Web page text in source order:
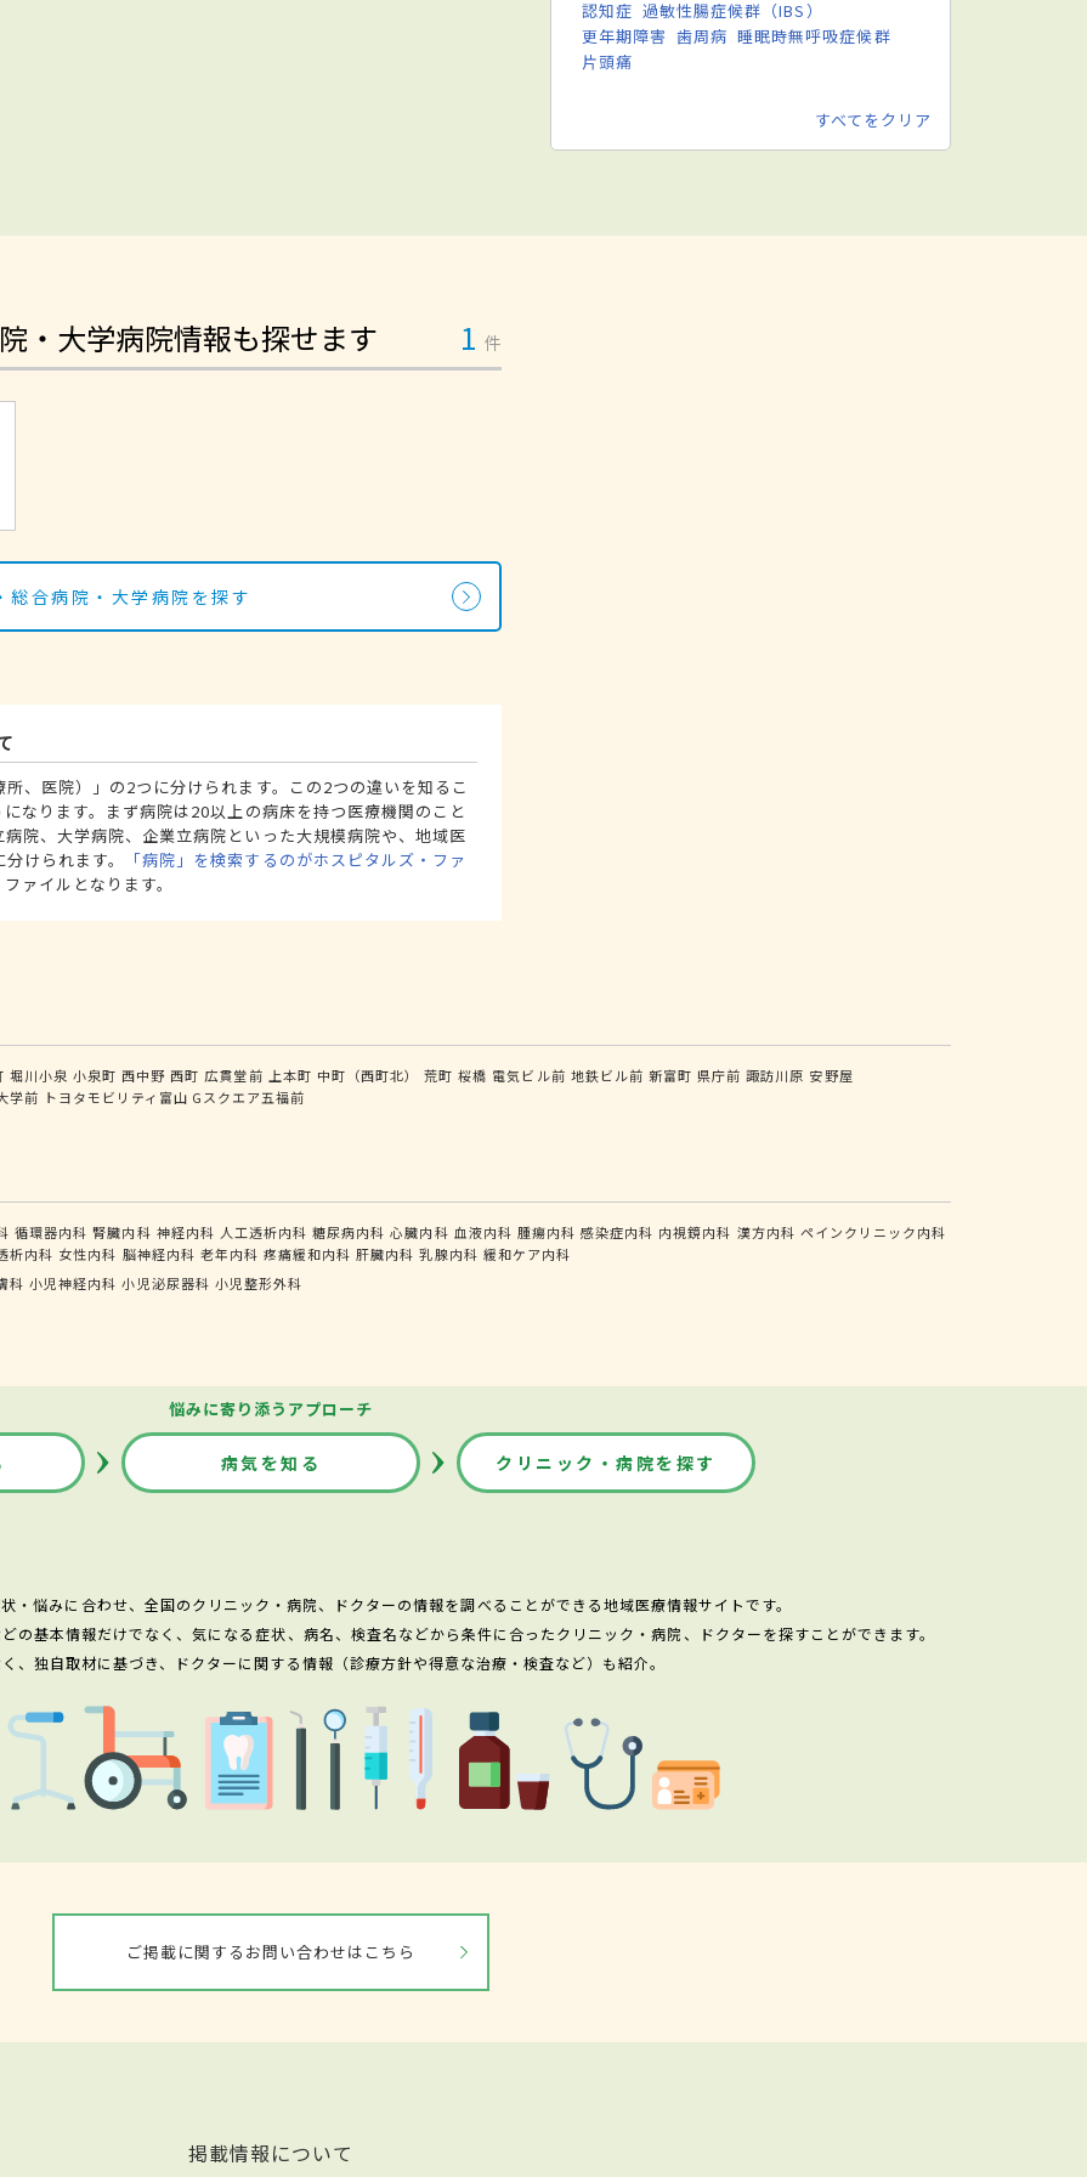
認知症 過敏性腸症候群（IBS）
更年期障害 歯周病 睡眠時無呼吸症候群
片頭痛
すべてをクリア
・大学病院情報も探せます 1 件
総合病院・大学病院を探す
、医院）」の2つに分けられます。この2つの違いを知るこ
なります。まず病院は20以上の病床を持つ医療機関のこと
院、大学病院、企業立病院といった大規模病院や、地域医
けられます。
「病院」を検索するのがホスピタルズ・ファ
ァイルとなります。
堀川小泉 小泉町 西中野 西町 広貫堂前 上本町 中町（西町北） 荒町 桜橋 電気ビル前 地鉄ビル前 新富町 県庁前 諏訪川原 安野屋
学前 トヨタモビリティ富山 Gスクエア五福前
循環器内科 腎臓内科 神経内科 人工透析内科 糖尿病内科 心臓内科 血液内科 腫瘍内科 感染症内科 内視鏡内科 漢方内科 ペインクリニック内科
析内科 女性内科 脳神経内科 老年内科 疼痛緩和内科 肝臓内科 乳腺内科 緩和ケア内科
科 小児神経内科 小児泌尿器科 小児整形外科
悩みに寄り添うアプローチ
病気を知る クリニック・病院を探す
・悩みに合わせ、全国のクリニック・病院、ドクターの情報を調べることができる地域医療情報サイトです。
の基本情報だけでなく、気になる症状、病名、検査名などから条件に合ったクリニック・病院、ドクターを探すことができます。
、独自取材に基づき、ドクターに関する情報（診療方針や得意な治療・検査など）も紹介。
ご掲載に関するお問い合わせはこちら
掲載情報について